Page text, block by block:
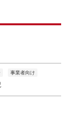
事業者向け